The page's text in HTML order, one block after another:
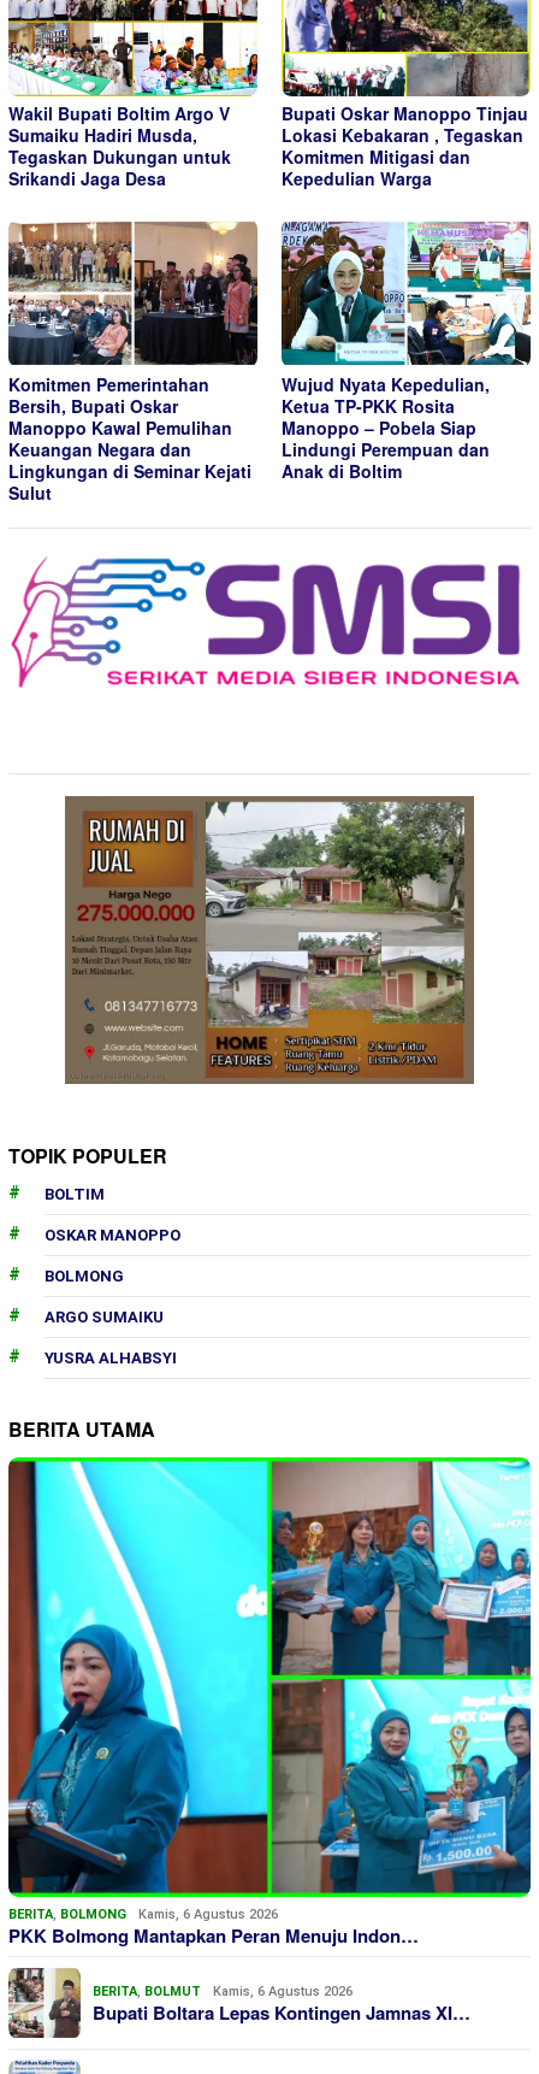
Wakil Bupati Boltim Argo V
Sumaiku Hadiri Musda,
Tegaskan Dukungan untuk
Srikandi Jaga Desa
Bupati Oskar Manoppo Tinjau
Lokasi Kebakaran , Tegaskan
Komitmen Mitigasi dan
Kepedulian Warga
Komitmen Pemerintahan
Bersih, Bupati Oskar
Manoppo Kawal Pemulihan
Keuangan Negara dan
Lingkungan di Seminar Kejati
Sulut
Wujud Nyata Kepedulian,
Ketua TP-PKK Rosita
Manoppo – Pobela Siap
Lindungi Perempuan dan
Anak di Boltim
TOPIK POPULER
BOLTIM
OSKAR MANOPPO
BOLMONG
ARGO SUMAIKU
YUSRA ALHABSYI
BERITA UTAMA
BERITA BOLMONG Kamis, 6 Agustus 2026
PKK Bolmong Mantapkan Peran Menuju Indon…
BERITA BOLMUT Kamis, 6 Agustus 2026
Bupati Boltara Lepas Kontingen Jamnas XI…